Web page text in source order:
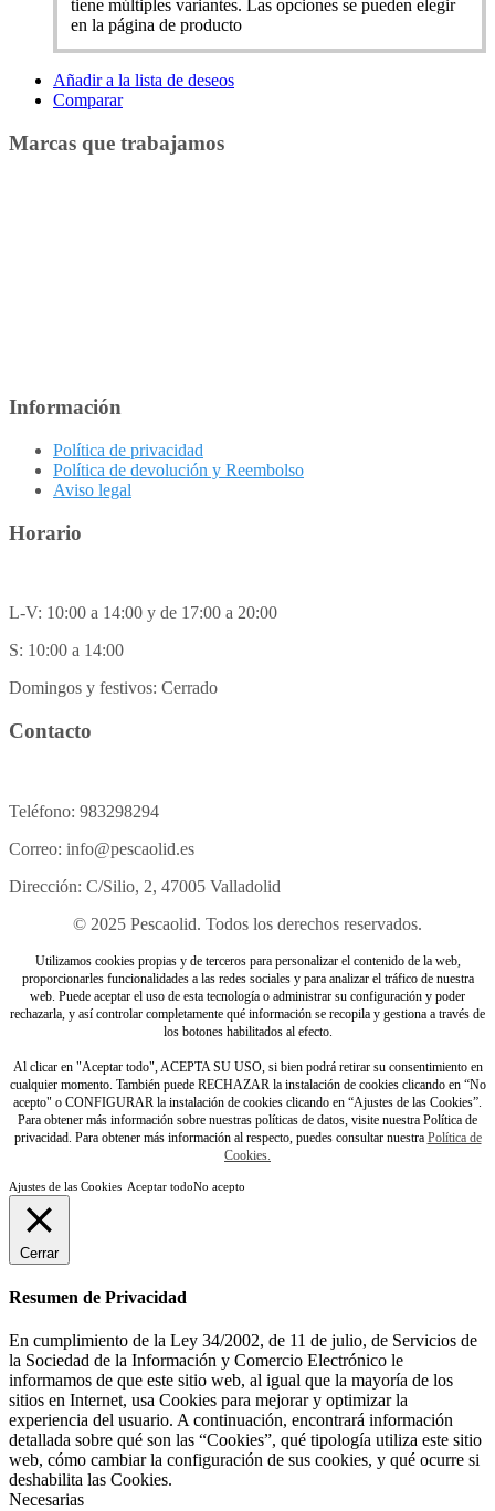
tiene múltiples variantes. Las opciones se pueden elegir
en la página de producto
Añadir a la lista de deseos
Comparar
Marcas que trabajamos
Información
Política de privacidad
Política de devolución y Reembolso
Aviso legal
Horario
L-V: 10:00 a 14:00 y de 17:00 a 20:00
S: 10:00 a 14:00
Domingos y festivos: Cerrado
Contacto
Teléfono: 983298294
Correo: info@pescaolid.es
Dirección: C/Silio, 2, 47005 Valladolid
© 2025 Pescaolid. Todos los derechos reservados.
Utilizamos cookies propias y de terceros para personalizar el contenido de la web,
proporcionarles funcionalidades a las redes sociales y para analizar el tráfico de nuestra
web. Puede aceptar el uso de esta tecnología o administrar su configuración y poder
rechazarla, y así controlar completamente qué información se recopila y gestiona a través de
los botones habilitados al efecto.
Al clicar en "Aceptar todo", ACEPTA SU USO, si bien podrá retirar su consentimiento en
cualquier momento. También puede RECHAZAR la instalación de cookies clicando en “No
acepto" o CONFIGURAR la instalación de cookies clicando en “Ajustes de las Cookies”.
Para obtener más información sobre nuestras políticas de datos, visite nuestra Política de
privacidad. Para obtener más información al respecto, puedes consultar nuestra Política de
Cookies.
Ajustes de las Cookies Aceptar todoNo acepto
Cerrar
Resumen de Privacidad
En cumplimiento de la Ley 34/2002, de 11 de julio, de Servicios de
la Sociedad de la Información y Comercio Electrónico le
informamos de que este sitio web, al igual que la mayoría de los
sitios en Internet, usa Cookies para mejorar y optimizar la
experiencia del usuario. A continuación, encontrará información
detallada sobre qué son las “Cookies”, qué tipología utiliza este sitio
web, cómo cambiar la configuración de sus cookies, y qué ocurre si
deshabilita las Cookies.
Necesarias